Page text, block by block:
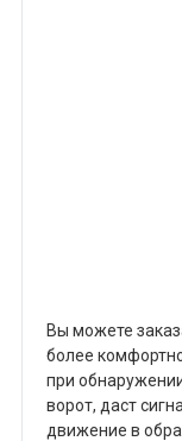
Вы можете
более
при
ворот, даст
движение в